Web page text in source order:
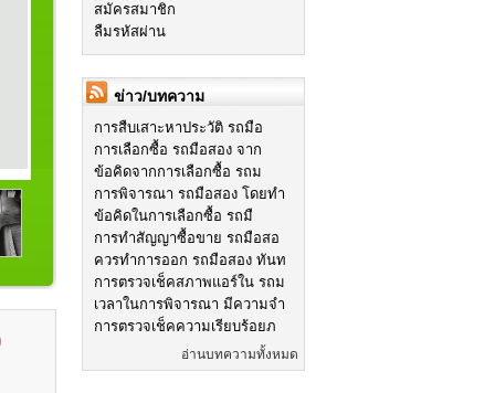
สมัครสมาชิก
ลืมรหัสผ่าน
ข่าว/บทความ
การสืบเสาะหาประวัติ รถมือ
การเลือกซื้อ รถมือสอง จาก
ข้อคิดจากการเลือกซื้อ รถม
การพิจารณา รถมือสอง โดยทำ
ข้อคิดในการเลือกซื้อ รถมื
การทำสัญญาซื้อขาย รถมือสอ
ควรทำการออก รถมือสอง ทันท
การตรวจเช็คสภาพแอร์ใน รถม
เวลาในการพิจารณา มีความจำ
การตรวจเช็คความเรียบร้อยภ
อ่านบทความทั้งหมด